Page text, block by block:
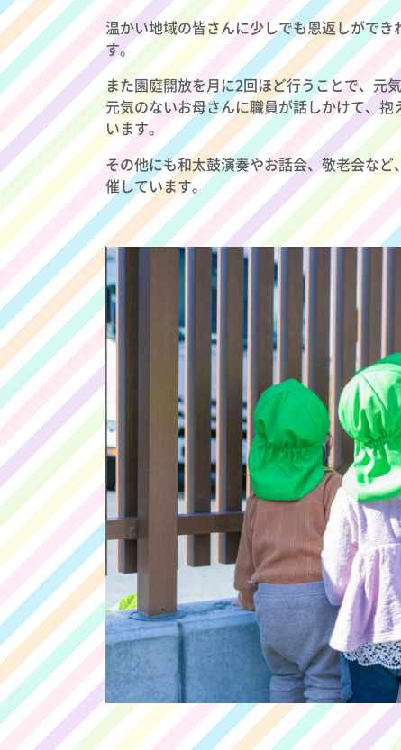
温かい地域の皆さんに少しでも恩返しがで
す。
また園庭開放を月に2回ほど行うことで、元
元気のないお母さんに職員が話しかけて、
います。
その他にも和太鼓演奏やお話会、敬老会な
催しています。